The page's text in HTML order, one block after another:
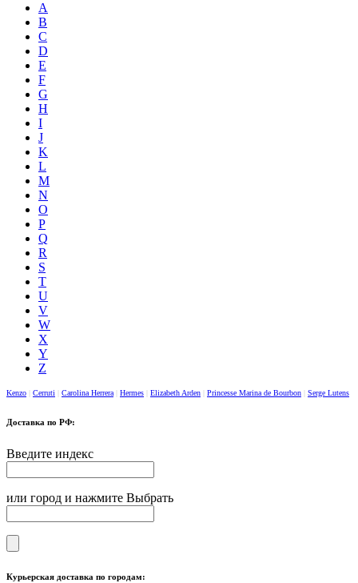
A
B
C
D
E
F
G
H
I
J
K
L
M
N
O
P
Q
R
S
T
U
V
W
X
Y
Z
Kenzo Cerruti Carolina Herrera Hermes Elizabeth Arden Princesse Marina de Bourbon Serge Lutens
Доставка по РФ:
Введите индекс
или город и нажмите Выбрать
Курьерская доставка по городам: